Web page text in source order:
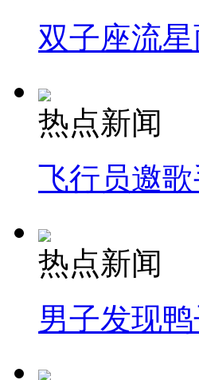
双子座流
热点新闻
飞行员邀
热点新闻
男子发现